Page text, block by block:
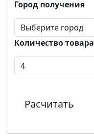
Город получения
Количество товара
Расчитать